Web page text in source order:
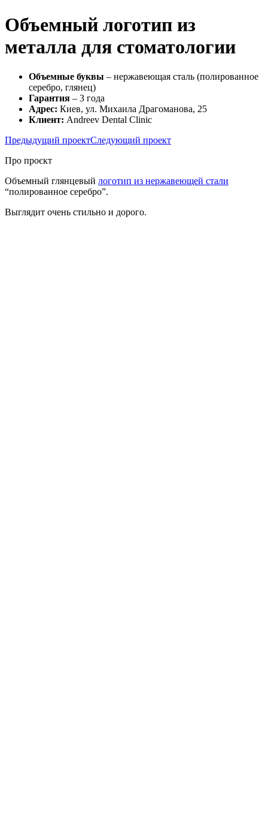
Объемный логотип из
металла для стоматологии
Объемные буквы – нержавеющая сталь (полированное
серебро, глянец)
Гарантия – 3 года
Адрес: Киев, ул. Михаила Драгоманова, 25
Клиент: Andreev Dental Clinic
Предыдущий проектСледующий проект
Про проєкт
Объемный глянцевый логотип из нержавеющей стали
“полированное серебро”.
Выглядит очень стильно и дорого.